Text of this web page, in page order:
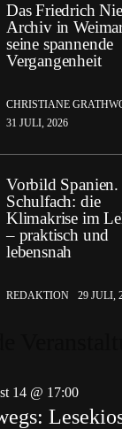
Das Friedrich
Archiv in
seine spannende
Vergangenheit
CHRISTIANE
31 JULI, 2026
Vorbild Spanien.
Schulfach: die
Klimakrise im
– praktisch und
lebensnah
REDAKTION 29 JULI,
14 @ 17:00